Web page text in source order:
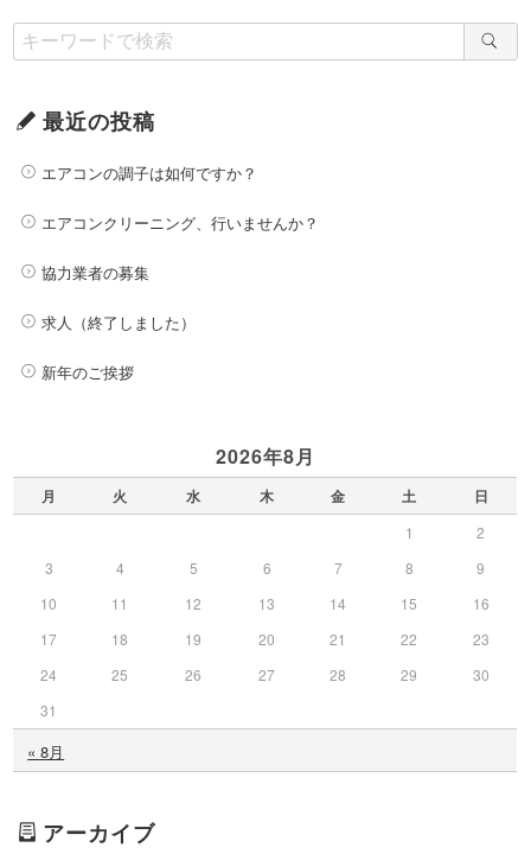
最近の投稿
エアコンの調子は如何ですか？
エアコンクリーニング、行いませんか？
協力業者の募集
求人（終了しました）
新年のご挨拶
2026年8月
月 火 水 木 金 土 日
« 8月
1
2
3
4 5 6 7 8
9
10
11 12 13 14 15
16
17
18 19 20 21 22
23
24
25 26 27 28 29
30
31
アーカイブ